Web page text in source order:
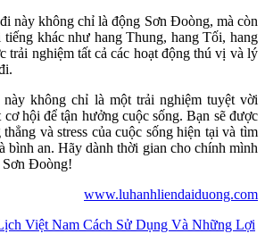
này không chỉ là động Sơn Đoòng, mà còn
khác như hang Thung, hang Tối, hang
trải nghiệm tất cả các hoạt động thú vị và lý
không chỉ là một trải nghiệm tuyệt vời
hội để tận hưởng cuộc sống. Bạn sẽ được
và stress của cuộc sống hiện tại và tìm
bình an. Hãy dành thời gian cho chính mình
Sơn Đoòng!
www.luhanhliendaiduong.com
Việt Nam Cách Sử Dụng Và Những Lợi